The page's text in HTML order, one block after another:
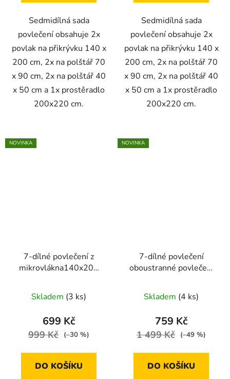
Sedmidílná sada
povlečení obsahuje 2x
povlak na přikrývku 140 x
200 cm, 2x na polštář 70
x 90 cm, 2x na polštář 40
x 50 cm a 1x prostěradlo
200x220 cm.
Sedmidílná sada
povlečení obsahuje 2x
povlak na přikrývku 140 x
200 cm, 2x na polštář 70
x 90 cm, 2x na polštář 40
x 50 cm a 1x prostěradlo
200x220 cm.
NOVINKA
7-dílné povlečení z
mikrovlákna140x200
ombré
Skladem (3 ks)
699 Kč
999 Kč (–30 %)
DO KOŠÍKU
NOVINKA
7-dílné povlečení
oboustranné povlečení
cm světle hnědá a bílá
Skladem (4 ks)
759 Kč
1 499 Kč (–49 %)
DO KOŠÍKU